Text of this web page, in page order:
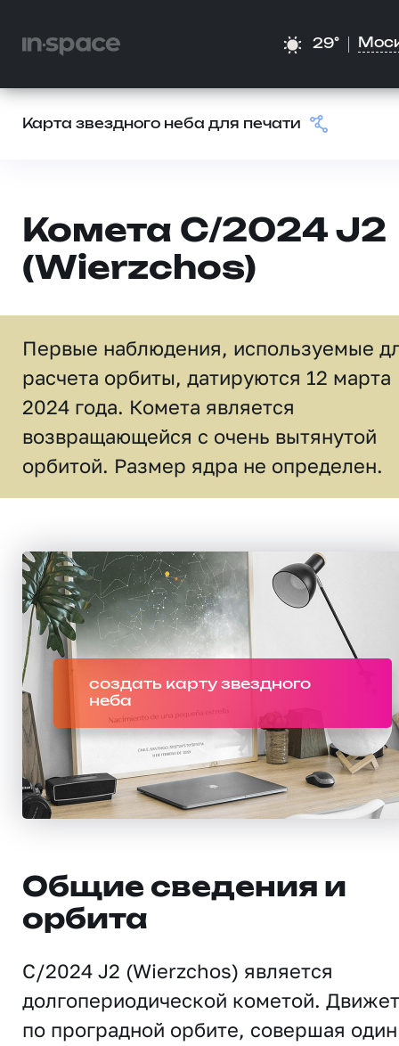
29°
Карта звездного неба для печати
Комета C/2024 J2
(Wierzchos)
Первые наблюдения, используемые
расчета орбиты, датируются 12 марта
2024 года. Комета является
возвращающейся с очень вытянутой
орбитой. Размер ядра не определен.
создать карту звездного
неба
Общие сведения и
орбита
C/2024 J2 (Wierzchos) является
долгопериодической кометой.
по проградной орбите, совершая один